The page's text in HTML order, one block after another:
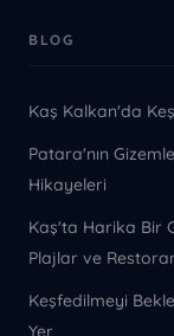
BLOG
Kaş Kalkan'da
Patara'nın
Hikayeleri
Kaş'ta Harika Bir
Plajlar ve
Keşfedilmeyi
Yer